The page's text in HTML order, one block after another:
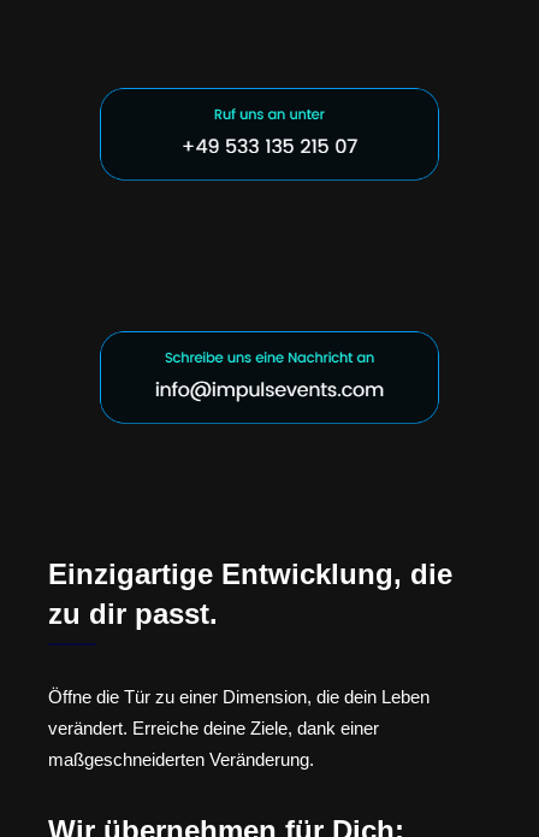
Einzigartige Entwicklung, die
zu dir passt.
Öffne die Tür zu einer Dimension, die dein Leben
verändert. Erreiche deine Ziele, dank einer
maßgeschneiderten Veränderung.
Wir übernehmen für Dich: